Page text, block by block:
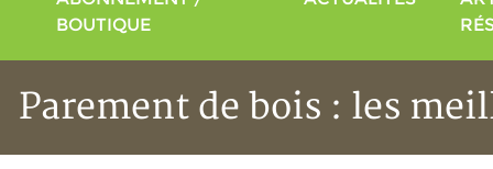
BOUTIQUE
Parement de bois : les